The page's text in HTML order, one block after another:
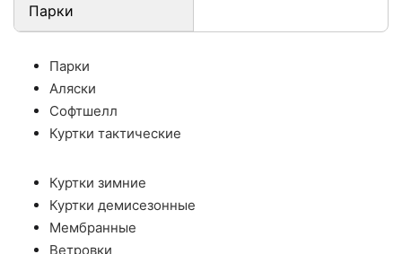
Парки
Парки
Аляски
Софтшелл
Куртки тактические
Куртки зимние
Куртки демисезонные
Мембранные
Ветровки